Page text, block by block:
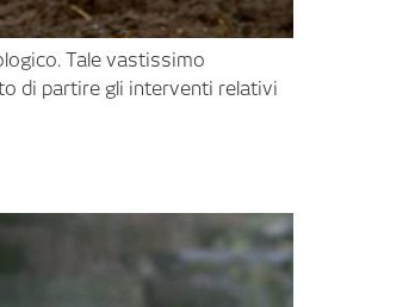
Tale vastissimo
di partire gli interventi relativi